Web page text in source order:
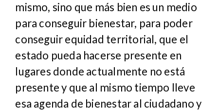
mismo, sino que más bien es un medio
para conseguir bienestar, para poder
conseguir equidad territorial, que el
estado pueda hacerse presente en
lugares donde actualmente no está
presente y que al mismo tiempo lleve
esa agenda de bienestar al ciudadano y